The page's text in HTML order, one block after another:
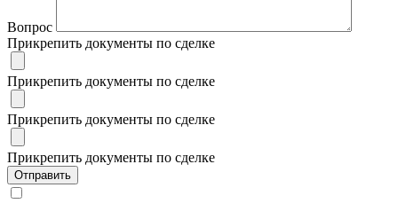
Вопрос
Прикрепить документы по сделке
Прикрепить документы по сделке
Прикрепить документы по сделке
Прикрепить документы по сделке